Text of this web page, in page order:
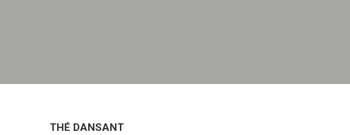
THÉ DANSANT